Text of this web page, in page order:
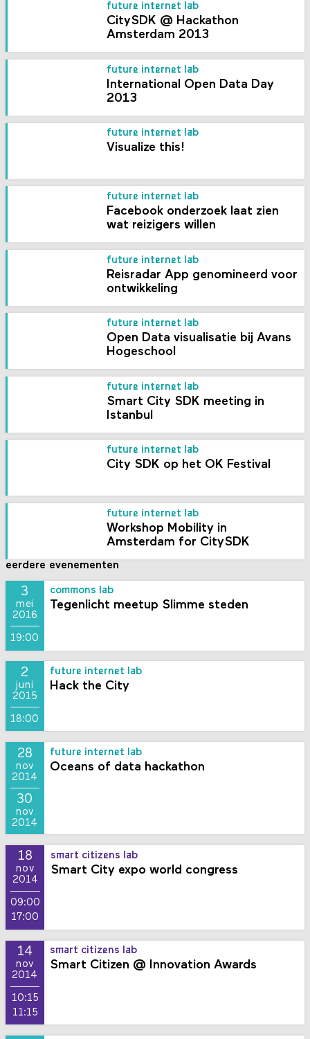
future internet lab
CitySDK @ Hackathon
Amsterdam 2013
future internet lab
International Open Data Day
2013
future internet lab
Visualize this!
future internet lab
Facebook onderzoek laat zien
wat reizigers willen
future internet lab
Reisradar App genomineerd voor
ontwikkeling
future internet lab
Open Data visualisatie bij Avans
Hogeschool
future internet lab
Smart City SDK meeting in
Istanbul
future internet lab
City SDK op het OK Festival
future internet lab
Workshop Mobility in
Amsterdam for CitySDK
eerdere evenementen
3
mei
2016
19:00
commons lab
Tegenlicht meetup Slimme steden
2
juni
2015
18:00
future internet lab
Hack the City
28
nov
2014
30
nov
2014
future internet lab
Oceans of data hackathon
18
nov
2014
09:00
17:00
smart citizens lab
Smart City expo world congress
14
nov
2014
10:15
11:15
smart citizens lab
Smart Citizen @ Innovation Awards